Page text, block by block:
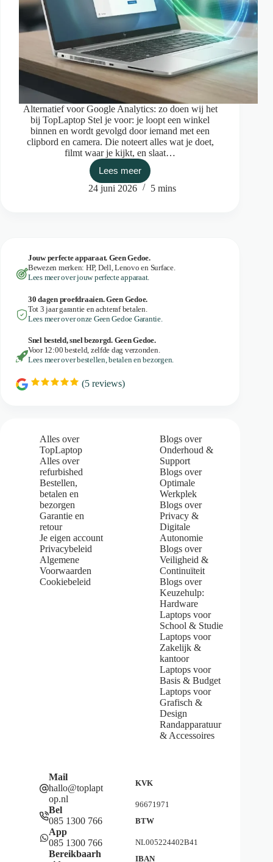
Alternatief voor Google Analytics: zo doen wij het
bij TopLaptop Stel je voor: je loopt een winkel
binnen en wordt gevolgd door iemand met een
clipbord en camera. Die noteert alles wat je doet,
filmt waar je kijkt, en slaat…
Lees meerOntgoogled
Deel
24 juni 2026 5 mins
Jouw perfecte apparaat. Geen Gedoe.
Bewezen merken: HP, Dell, Lenovo en Surface.
Lees meer over jouw perfecte apparaat.
30 dagen proefdraaien. Geen Gedoe.
Tot 3 jaar garantie en achteraf betalen.
Lees meer over onze Geen Gedoe Garantie.
Snel besteld, snel bezorgd. Geen Gedoe.
Voor 12:00 besteld, zelfde dag verzonden.
Lees meer over bestellen, betalen en bezorgen.
R
(5 reviews)
Alles over
TopLaptop
Alles over
refurbished
Bestellen,
betalen en
bezorgen
Garantie en
retour
Je eigen account
Privacybeleid
Algemene
Voorwaarden
Cookiebeleid
Blogs over
Onderhoud &
Support
Blogs over
Optimale
Werkplek
Blogs over
Privacy &
Digitale
Autonomie
Blogs over
Veiligheid &
Continuïteit
Blogs over
Keuzehulp:
Hardware
Laptops voor
School & Studie
Laptops voor
Zakelijk &
kantoor
Laptops voor
Basis & Budget
Laptops voor
Grafisch &
Design
Randapparatuur
& Accessoires
Mail
hallo@toplapt
op.nl
Bel
085 1300 766
App
085 1300 766
Bereikbaarh
KVK
96671971
BTW
NL005224402B41
IBAN